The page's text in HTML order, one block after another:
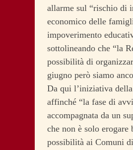
allarme sul “rischio di
economico delle
impoverimento
sottolineando che “la
possibilità di
giugno però siamo
Da qui l’iniziativa
affinché “la fase di
accompagnata da un
che non è solo erogare
possibilità ai Comuni